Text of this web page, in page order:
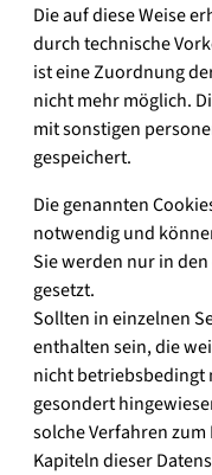
Die auf diese Weise
durch technische
ist eine Zuordnung
nicht mehr möglich.
mit sonstigen
gespeichert.
Die genannten
notwendig und
Sie werden nur in
gesetzt.
Sollten in einzelnen
enthalten sein, die
nicht betriebsbedingt
gesondert
solche Verfahren
Kapiteln dieser